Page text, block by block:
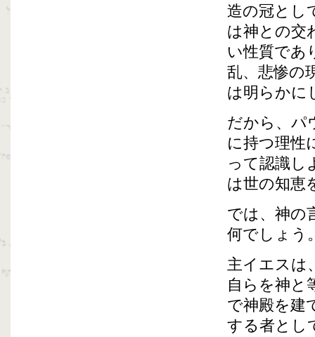
造の冠とし
は神との交
い性質であ
乱、悲惨の
は明らかに
だから、パ
に持つ理性
って認識し
は世の知恵
では、神の
何でしょう
主イエスは
自らを神と
で神殿を建
する者とし